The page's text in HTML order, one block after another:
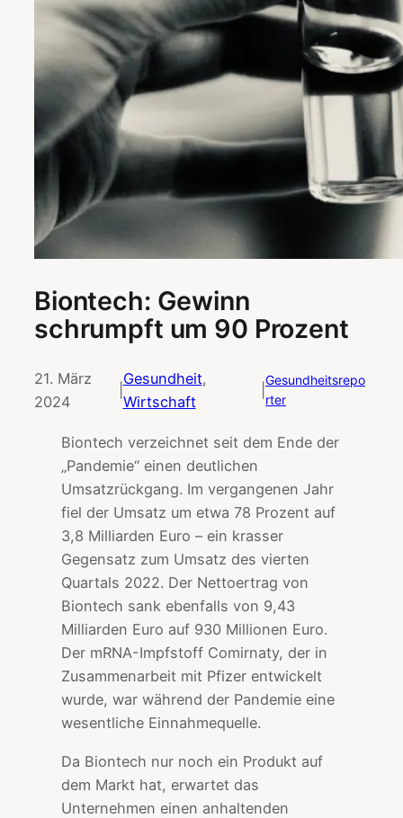
Biontech: Gewinn
schrumpft um 90 Prozent
21. März
2024
|
Gesundheit
Wirtschaft
|
Gesundheitsrepo
rter
Biontech verzeichnet seit dem Ende der
„Pandemie“ einen deutlichen
Umsatzrückgang. Im vergangenen Jahr
fiel der Umsatz um etwa 78 Prozent auf
3,8 Milliarden Euro – ein krasser
Gegensatz zum Umsatz des vierten
Quartals 2022. Der Nettoertrag von
Biontech sank ebenfalls von 9,43
Milliarden Euro auf 930 Millionen Euro.
Der mRNA-Impfstoff Comirnaty, der in
Zusammenarbeit mit Pfizer entwickelt
wurde, war während der Pandemie eine
wesentliche Einnahmequelle.
Da Biontech nur noch ein Produkt auf
dem Markt hat, erwartet das
Unternehmen einen anhaltenden